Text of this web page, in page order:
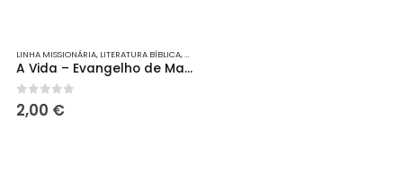
LINHA MISSIONÁRIA, LITERATURA BÍBLICA,PORÇÕES
A Vida – Evangelho de Marcos
0 out of 5
2,00 €